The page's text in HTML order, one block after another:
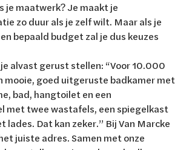
je maatwerk? Je maakt je
zo duur als je zelf wilt. Maar als je
bepaald budget zal je dus keuzes
alvast gerust stellen: “Voor 10.000
mooie, goed uitgeruste badkamer met
bad, hangtoilet en een
met twee wastafels, een spiegelkast
lades. Dat kan zeker.” Bij Van Marcke
juiste adres. Samen met onze